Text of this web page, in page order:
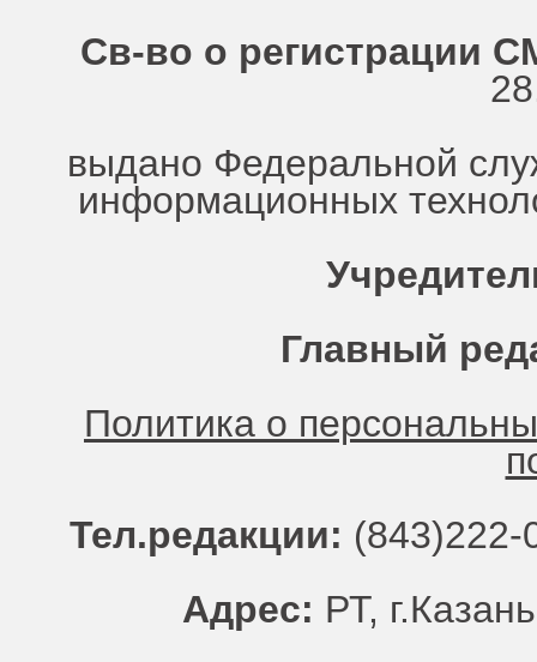
Св-во о регистрации
выдано Федеральной
информационных
Главный
Политика о
Тел.редакции:
Адрес: РТ,